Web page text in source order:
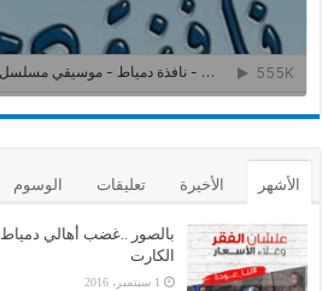
الأشهر الأخيرة تعليقات الوسوم
بالصور ..غضب أهالي
الكارت
1 سبتمبر، 2016